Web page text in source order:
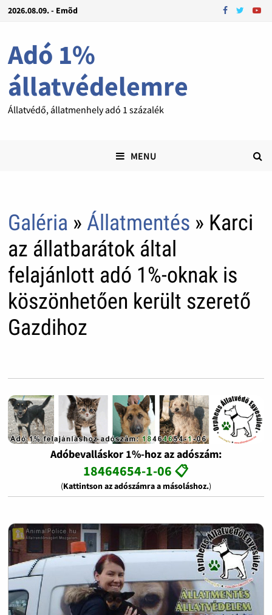
2026.08.09. - Emõd
Adó 1%
állatvédelemre
Állatvédő, állatmenhely adó 1 százalék
MENU
Galéria » Állatmentés » Karci
az állatbarátok által
felajánlott adó 1%-oknak is
köszönhetően került szerető
Gazdihoz
Adóbevalláskor 1%-hoz az adószám:
18464654-1-06 📋
(Kattintson az adószámra a másoláshoz.)